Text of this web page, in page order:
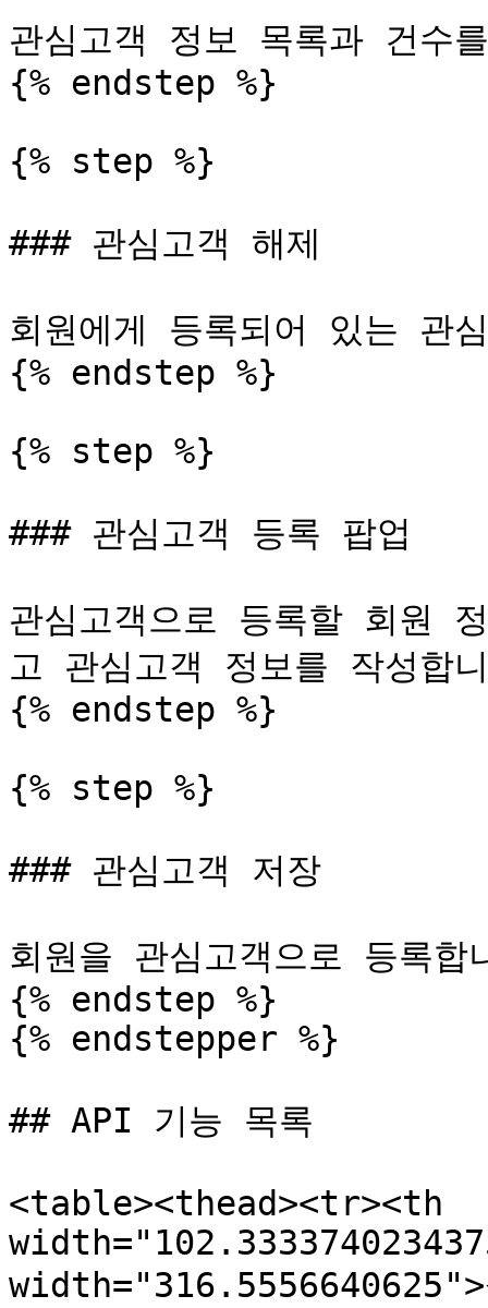
관심고객 정보 목록과 건수
{% endstep %}
{% step %}
### 관심고객 해제
회원에게 등록되어 있는 관
{% endstep %}
{% step %}
### 관심고객 등록 팝업
관심고객으로 등록할 회원
고 관심고객 정보를 작성합
{% endstep %}
{% step %}
### 관심고객 저장
회원을 관심고객으로 등록합
{% endstep %}
{% endstepper %}
## API 기능 목록
<table><thead><tr><th